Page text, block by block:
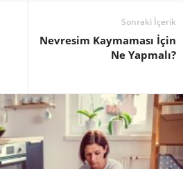
Sonraki İçerik
Nevresim Kaymaması İçin
Ne Yapmalı?